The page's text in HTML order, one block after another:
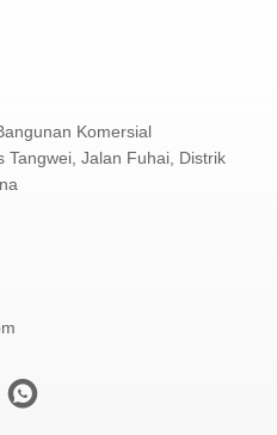
Komersial
Tangwei, Jalan Fuhai, Distrik